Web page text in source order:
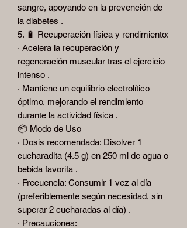
sangre, apoyando en la prevención de
la diabetes .
5. 🔋 Recuperación física y rendimiento:
· Acelera la recuperación y
regeneración muscular tras el ejercicio
intenso .
· Mantiene un equilibrio electrolítico
óptimo, mejorando el rendimiento
durante la actividad física .
📦 Modo de Uso
· Dosis recomendada: Disolver 1
cucharadita (4.5 g) en 250 ml de agua o
bebida favorita .
· Frecuencia: Consumir 1 vez al día
(preferiblemente según necesidad, sin
superar 2 cucharadas al día) .
· Precauciones: